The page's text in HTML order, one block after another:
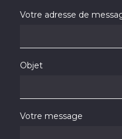
Votre adresse de
Objet
Votre message